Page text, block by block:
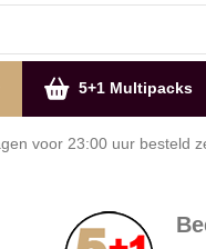
5+1 Multipacks
voor 23:00 uur